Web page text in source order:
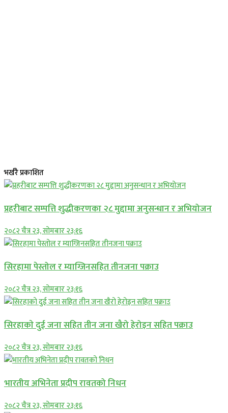
भर्खरै प्रकाशित
प्रहरीबाट सम्पत्ति शुद्धीकरणका २८ मुद्दामा अनुसन्धान र अभियोजन
२०८२ चैत्र २३, सोमबार २३:१६
सिरहामा पेस्तोल र म्याग्जिनसहित तीनजना पक्राउ
२०८२ चैत्र २३, सोमबार २३:१६
सिरहाकाे दुई जना सहित तीन जना खैरो हेरोइन सहित पक्राउ
२०८२ चैत्र २३, सोमबार २३:१६
भारतीय अभिनेता प्रदीप रावतको निधन
२०८२ चैत्र २३, सोमबार २३:१६